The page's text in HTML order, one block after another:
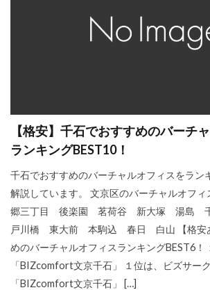
【格安】千石でおすすめのバーチ
ランキングBEST10！
千石でおすすめのバーチャルオフィスをラン
解説しています。 文京区のバーチャルオフ
郷三丁目 後楽園 茗荷谷 新大塚 湯島
戸川橋 東大前 本駒込 春日 白山 【格安
めのバーチャルオフィスランキングBEST6！
「BIZcomfort文京千石」 １位は、ビズサー
「BIZcomfort文京千石」 […]